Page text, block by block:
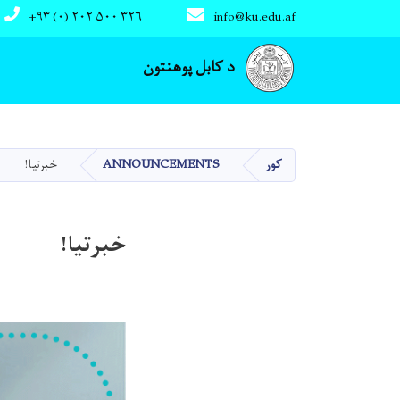
د کابل پوهنتون
info@ku.edu.af +۹۳ (۰) ۲۰۲ ۵۰۰ ۳۲۶
Main navigation
کور ANNOUNCEMENTS خبرتیا!
خبرتیا!